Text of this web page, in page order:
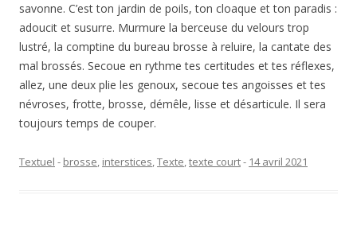
savonne. C’est ton jardin de poils, ton cloaque et ton paradis :
adoucit et susurre. Murmure la berceuse du velours trop
lustré, la comptine du bureau brosse à reluire, la cantate des
mal brossés. Secoue en rythme tes certitudes et tes réflexes,
allez, une deux plie les genoux, secoue tes angoisses et tes
névroses, frotte, brosse, démêle, lisse et désarticule. Il sera
toujours temps de couper.
Textuel - brosse, interstices,Texte,texte court- 14 avril 2021